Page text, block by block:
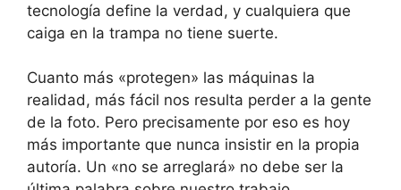
tecnología define la verdad, y cualquiera que
caiga en la trampa no tiene suerte.
Cuanto más «protegen» las máquinas la
realidad, más fácil nos resulta perder a la gente
de la foto. Pero precisamente por eso es hoy
más importante que nunca insistir en la propia
autoría. Un «no se arreglará» no debe ser la